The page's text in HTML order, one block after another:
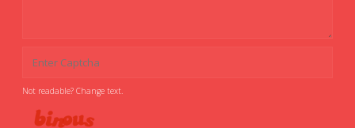
Not readable? Change text.